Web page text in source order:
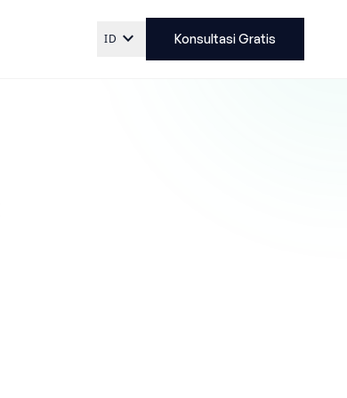
ID expand_more Konsultasi Gratis